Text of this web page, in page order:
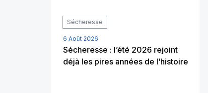
Sécheresse
6 Août 2026
Sécheresse : l’été 2026 rejoint
déjà les pires années de l’histoire